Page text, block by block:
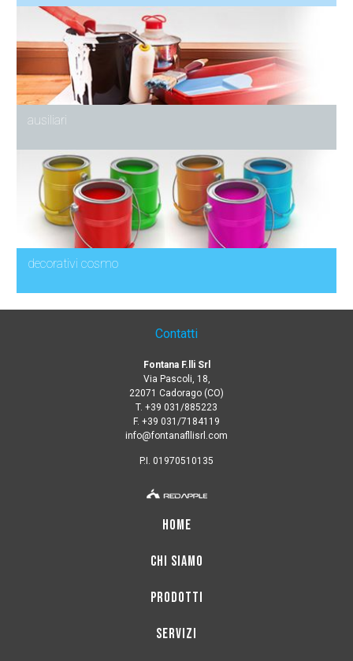
ausiliari
decorativi cosmo
Contatti
Fontana F.lli Srl
Via Pascoli, 18,
22071 Cadorago (CO)
T. +39 031/885223
F. +39 031/7184119
info@fontanafllisrl.com
P.I. 01970510135
HOME
CHI SIAMO
PRODOTTI
SERVIZI